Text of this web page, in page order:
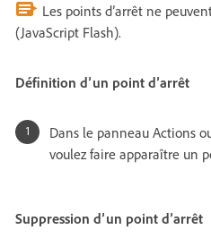
Les points d’arrêt ne
(JavaScript Flash).
Définition d’un point d’arrêt
Dans le panneau Actions
voulez faire apparaître un
Suppression d’un point d’arrêt